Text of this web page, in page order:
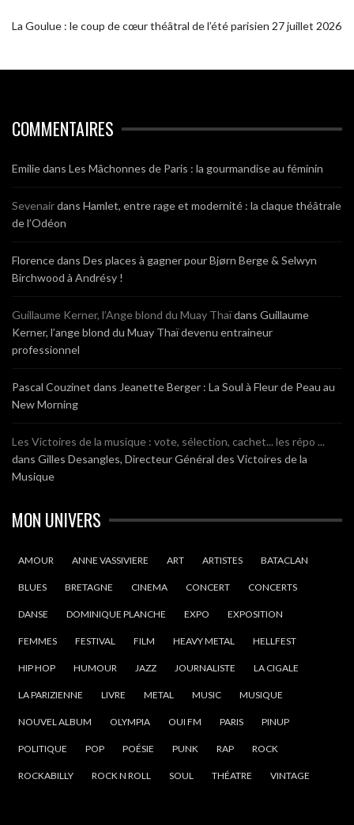
La Goulue : le coup de cœur théâtral de l’été parisien 27 juillet 2026
COMMENTAIRES
Emiliedans Les Mâchonnes de Paris : la gourmandise au féminin
Sevenairdans Hamlet, entre rage et modernité : la claque théâtrale
de l’Odéon
Florencedans Des places à gagner pour Bjørn Berge & Selwyn
Birchwood à Andrésy !
Guillaume Kerner, l’Ange blond du Muay Thaïdans Guillaume
Kerner, l’ange blond du Muay Thaï devenu entraineur
professionnel
Pascal Couzinet dans Jeanette Berger : La Soul à Fleur de Peau au
New Morning
Les Victoires de la musique : vote, sélection, cachet... les répo ...
dans Gilles Desangles, Directeur Général des Victoires de la
Musique
MON UNIVERS
AMOUR ANNE VASSIVIERE ART ARTISTES BATACLAN
BLUES BRETAGNE CINEMA CONCERT CONCERTS
DANSE DOMINIQUE PLANCHE EXPO EXPOSITION
FEMMES FESTIVAL FILM HEAVY METAL HELLFEST
HIP HOP HUMOUR JAZZ JOURNALISTE LA CIGALE
LA PARIZIENNE LIVRE METAL MUSIC MUSIQUE
NOUVEL ALBUM OLYMPIA OUI FM PARIS PINUP
POLITIQUE POP POÉSIE PUNK RAP ROCK
ROCKABILLY ROCK N ROLL SOUL THÉATRE VINTAGE